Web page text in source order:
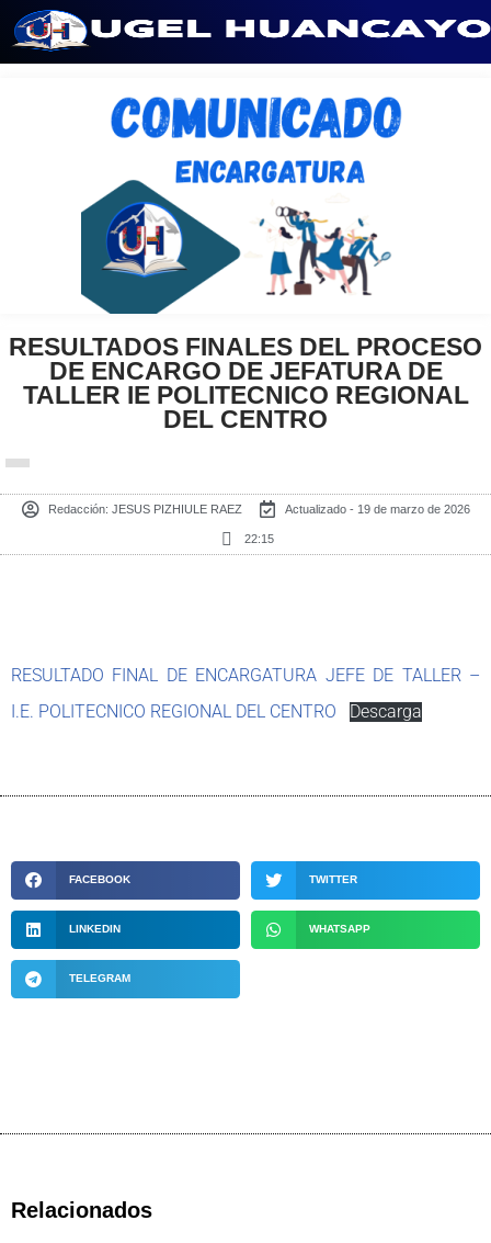
RESULTADOS FINALES DEL PROCESO
DE ENCARGO DE JEFATURA DE
TALLER IE POLITECNICO REGIONAL
DEL CENTRO
Redacción: JESUS PIZHIULE RAEZ Actualizado - 19 de marzo de 2026
22:15
RESULTADO FINAL DE ENCARGATURA JEFE DE TALLER –
I.E. POLITECNICO REGIONAL DEL CENTRO
Descarga
FACEBOOK TWITTER
LINKEDIN WHATSAPP
TELEGRAM
Relacionados